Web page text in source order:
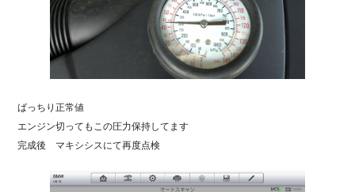
ばっちり正常値
エンジン切ってもこの圧力保持してます
完成後 マキシシスにて再度点検